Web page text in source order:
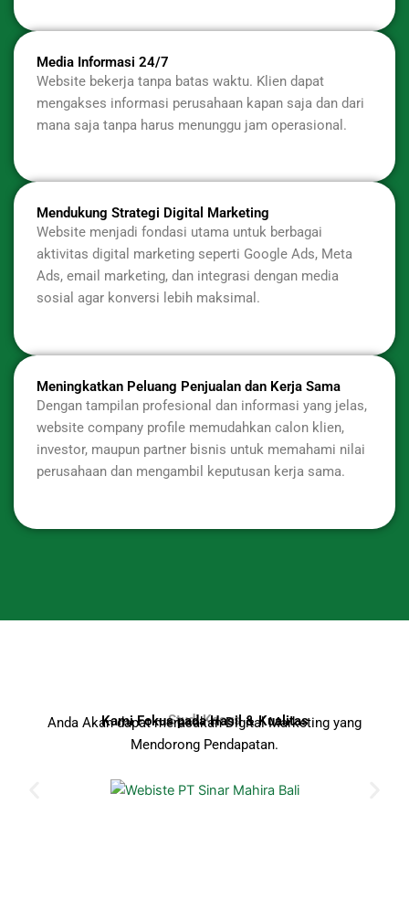
Media Informasi 24/7
Website bekerja tanpa batas waktu. Klien dapat
mengakses informasi perusahaan kapan saja dan dari
mana saja tanpa harus menunggu jam operasional.
Mendukung Strategi Digital Marketing
Website menjadi fondasi utama untuk berbagai
aktivitas digital marketing seperti Google Ads, Meta
Ads, email marketing, dan integrasi dengan media
sosial agar konversi lebih maksimal.
Meningkatkan Peluang Penjualan dan Kerja Sama
Dengan tampilan profesional dan informasi yang jelas,
website company profile memudahkan calon klien,
investor, maupun partner bisnis untuk memahami nilai
perusahaan dan mengambil keputusan kerja sama.
Studi Kasus
Kami Fokus pada Hasil & Kualitas
Anda Akan dapat merasakan Digital Marketing yang
Mendorong Pendapatan.